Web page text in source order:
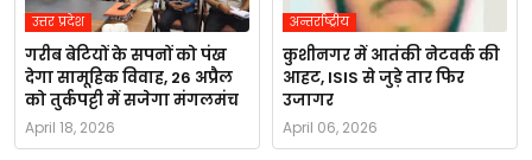
उत्तर प्रदेश
गरीब बेटियों के सपनों को पंख
देगा सामूहिक विवाह, 26 अप्रैल
को तुर्कपट्टी में सजेगा मंगलमंच
April 18, 2026
अन्तर्राष्ट्रीय
कुशीनगर में आतंकी नेटवर्क की
आहट, ISIS से जुड़े तार फिर
उजागर
April 06, 2026